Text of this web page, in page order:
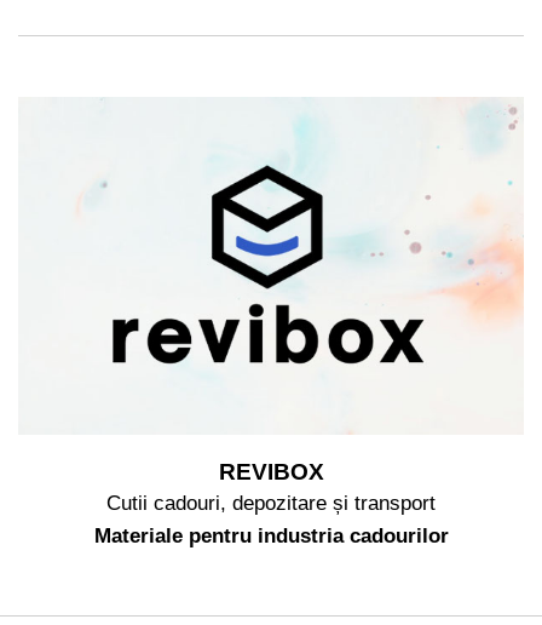
REVIBOX
Cutii cadouri, depozitare și transport
Materiale pentru industria cadourilor